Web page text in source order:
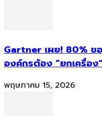
Gartner เผย! 80% ข
องค์กรต้อง “ยกเครื่อง
พฤษภาคม 15, 2026